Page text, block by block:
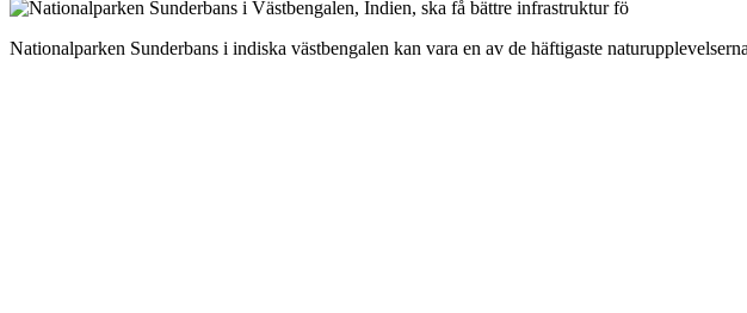
Nationalparken Sunderbans i indiska västbengalen kan vara en av de häftigaste